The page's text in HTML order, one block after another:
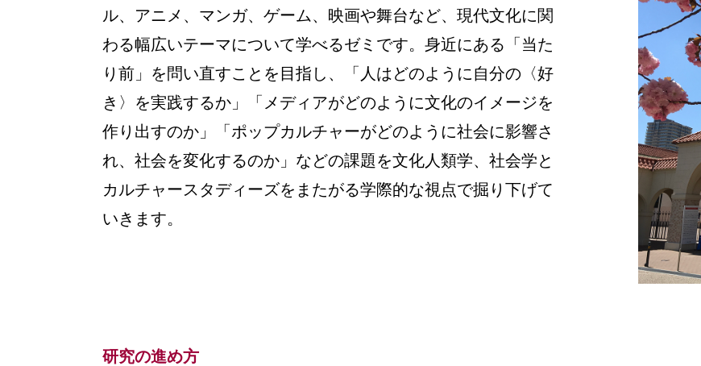
ル、アニメ、マンガ、ゲーム、映画や舞台など、現代文化に関
わる幅広いテーマについて学べるゼミです。身近にある「当た
り前」を問い直すことを目指し、「人はどのように自分の〈好
き〉を実践するか」「メディアがどのように文化のイメージを
作り出すのか」「ポップカルチャーがどのように社会に影響さ
れ、社会を変化するのか」などの課題を文化人類学、社会学と
カルチャースタディーズをまたがる学際的な視点で掘り下げて
いきます。
研究の進め方